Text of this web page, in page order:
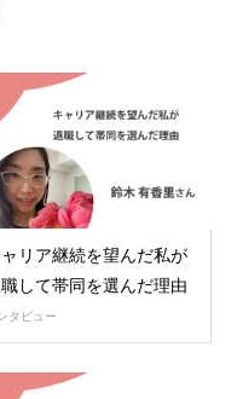
リア継続を望んだ私が
して帯同を選んだ理由
タビュー